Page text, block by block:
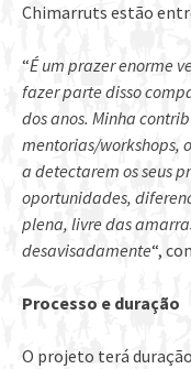
Chimarruts estão
“É um prazer enorme
fazer parte disso
dos anos. Minha
mentorias/workshops,
a detectarem os seus
oportunidades,
plena, livre das
desavisadamente“,
Processo e duração
O projeto terá